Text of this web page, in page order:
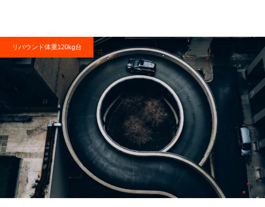
リバウンド体重120kg台